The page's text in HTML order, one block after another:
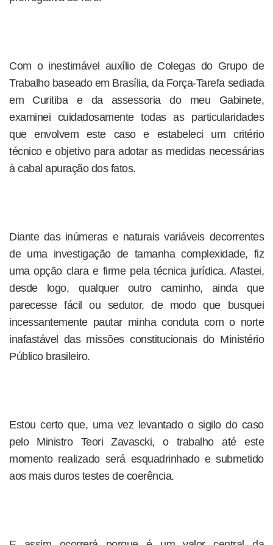
Com o inestimável auxílio de Colegas do Grupo de
Trabalho baseado em Brasília, da Força-Tarefa sediada
em Curitiba e da assessoria do meu Gabinete,
examinei cuidadosamente todas as particularidades
que envolvem este caso e estabeleci um critério
técnico e objetivo para adotar as medidas necessárias
à cabal apuração dos fatos.
Diante das inúmeras e naturais variáveis decorrentes
de uma investigação de tamanha complexidade, fiz
uma opção clara e firme pela técnica jurídica. Afastei,
desde logo, qualquer outro caminho, ainda que
parecesse fácil ou sedutor, de modo que busquei
incessantemente pautar minha conduta com o norte
inafastável das missões constitucionais do Ministério
Público brasileiro.
Estou certo que, uma vez levantado o sigilo do caso
pelo Ministro Teori Zavascki, o trabalho até este
momento realizado será esquadrinhado e submetido
aos mais duros testes de coerência.